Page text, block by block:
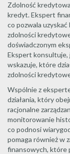
Zdolność
kredyt. Ekspert
co pozwala
zdolności
doświadczonym
Ekspert konsultuje,
wskazuje, które
zdolności
Wspólnie z
działania, który
racjonalne
monitorowanie
co podnosi
pomaga również w
finansowych, które